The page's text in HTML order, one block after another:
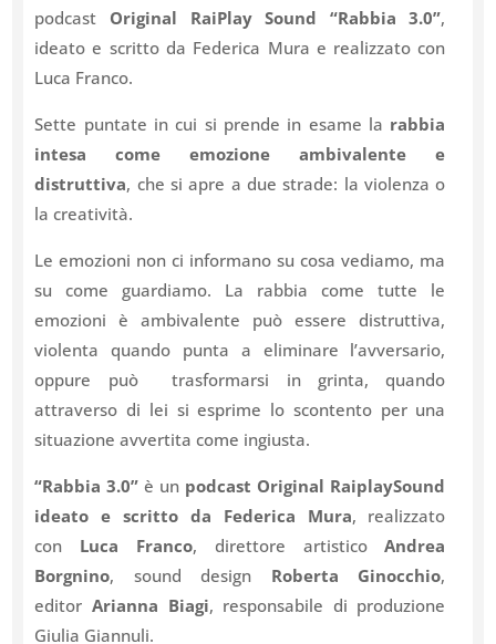
podcast Original RaiPlay Sound “Rabbia 3.0”,
ideato e scritto da Federica Mura e realizzato con
Luca Franco.
Sette puntate in cui si prende in esame la rabbia
intesa come emozione ambivalente e
distruttiva, che si apre a due strade: la violenza o
la creatività.
Le emozioni non ci informano su cosa vediamo, ma
su come guardiamo. La rabbia come tutte le
emozioni è ambivalente può essere distruttiva,
violenta quando punta a eliminare l’avversario,
oppure può trasformarsi in grinta, quando
attraverso di lei si esprime lo scontento per una
situazione avvertita come ingiusta.
“Rabbia 3.0”è un podcast Original RaiplaySound
ideato e scritto da Federica Mura, realizzato
con Luca Franco, direttore artisticoAndrea
Borgnino, sound design Roberta Ginocchio,
editor Arianna Biagi, responsabile di produzione
Giulia Giannuli.